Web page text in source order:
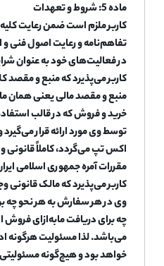
ماده 5: شروط و تعهدات
کاربر ملزم است ضمن رعایت
تفاهم‌نامه و رعایت اصول فنی و
در فعالیت‌های خود به عنوان
کاربر می‌پذیرد که منبع و مقصد
منبع و مقصد مالی یعنی همان
خرید و فروش که در قالب
توسط وی مورد ارائه قرار
اکس تپ می‌گردد، کاملاً قانونی
مقررات آمره جمهوری اسلامی
کاربر می‌پذیرد که مالک
وی در هر سفارش به هر نحو چه
چه برای دریافت مابه‌ازای فروش
می‌باشد. لذا مسئولیت هرگونه
خواهد بود و هیچ‌گونه